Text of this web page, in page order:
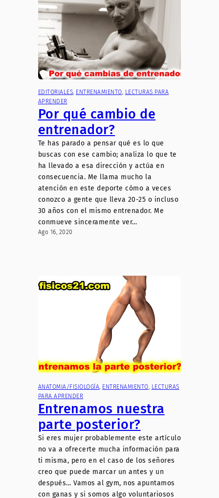
EDITORIALES, ENTRENAMIENTO, LECTURAS PARA
APRENDER
Por qué cambio de
entrenador?
Te has parado a pensar qué es lo que
buscas con ese cambio; analiza lo que te
ha llevado a esa dirección y actúa en
consecuencia. Me llama mucho la
atención en este deporte cómo a veces
conozco a gente que lleva 20-25 o incluso
30 años con el mismo entrenador. Me
conmueve sinceramente ver…
Ago 16, 2020
ANATOMIA/FISIOLOGÍA ENTRENAMIENTO LECTURAS
PARA APRENDER
Entrenamos nuestra
parte posterior?
Si eres mujer probablemente este artículo
no va a ofrecerte mucha información para
ti misma, pero en el caso de los señores
creo que puede marcar un antes y un
después… Vamos al gym, nos apuntamos
con ganas y si somos algo voluntariosos